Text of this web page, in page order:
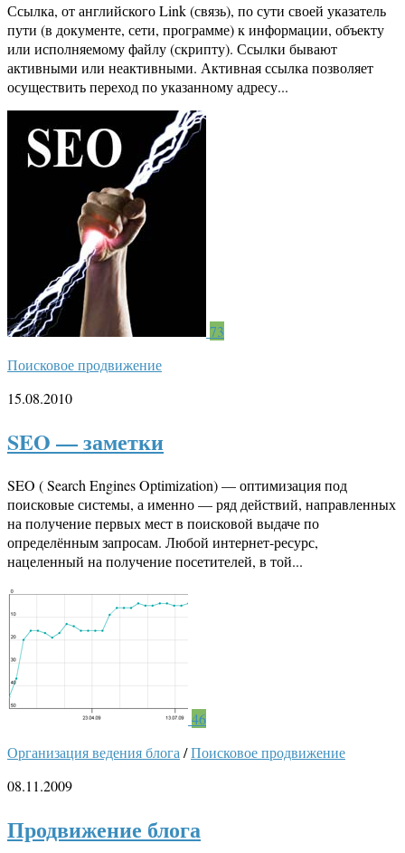
Ссылка, от английского Link (связь), по сути своей указатель
пути (в документе, сети, программе) к информации, объекту
или исполняемому файлу (скрипту). Ссылки бывают
активными или неактивными. Активная ссылка позволяет
осуществить переход по указанному адресу...
73
Поисковое продвижение
15.08.2010
SEO — заметки
SEO ( Search Engines Optimization) — оптимизация под
поисковые системы, а именно — ряд действий, направленных
на получение первых мест в поисковой выдаче по
определённым запросам. Любой интернет-ресурс,
нацеленный на получение посетителей, в той...
46
Организация ведения блога /Поисковое продвижение
08.11.2009
Продвижение блога